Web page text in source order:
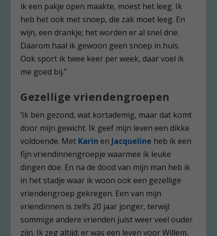
ik een pakje open maakte, moest het leeg. Ik
heb het ook met snoep, die zak moet leeg. En
wijn, een drankje; het worden er al snel drie.
Daarom haal ik gewoon geen snoep in huis.
Ook sport ik twee keer per week, daar voel ik
me goed bij.”
Gezellige vriendengroepen
‘Ik ben gezond, wat kortademig, maar dat komt
door mijn gewicht. Ik geef mijn leven een dikke
voldoende. Met Karin en Jacqueline heb ik een
fijn vriendinnengroepje waarmee ik leuke
dingen doe. En na de dood van mijn man heb ik
in het stadje waar ik woon ook een gezellige
vriendengroep gekregen. Een van mijn
vriendinnen is zelfs 20 jaar jonger, terwijl
sommige andere vrienden juist weer veel ouder
zijn. Ik zeg altijd: er was een leven voor Willem,